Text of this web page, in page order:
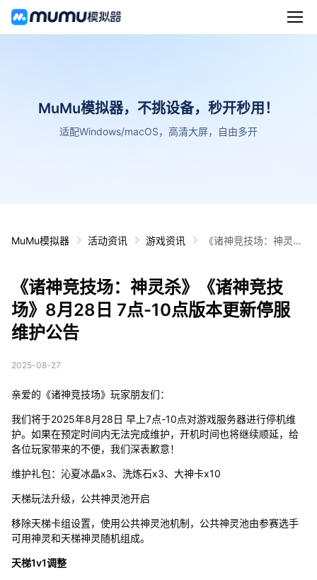
MuMu模拟器，不挑设备，秒开秒用！
适配Windows/macOS，高清大屏，自由多开
MuMu模拟器 活动资讯 游戏资讯
《诸神竞技场：神灵
更新停服维护公告
《诸神竞技场：神灵杀》《诸神竞技
场》8月28日 7点-10点版本更新停服
维护公告
2025-08-27
亲爱的《诸神竞技场》玩家朋友们：
我们将于2025年8月28日 早上7点-10点对游戏服务器进行停机维
护。如果在预定时间内无法完成维护，开机时间也将继续顺延，给
各位玩家带来的不便，我们深表歉意！
维护礼包：沁夏冰晶x3、洗炼石x3、大神卡x10
天梯玩法升级，公共神灵池开启
移除天梯卡组设置，使用公共神灵池机制，公共神灵池由参赛选手
可用神灵和天梯神灵随机组成。
天梯1v1调整